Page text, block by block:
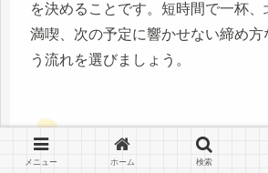
を決めることです。短時間で一杯
満喫、次の予定に響かせない締め方
う流れを選びましょう。
30分で済ませる駅直結の軽
メニュー ホーム 検索